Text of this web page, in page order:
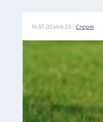
14:57, 02 окт 20 / Спорт